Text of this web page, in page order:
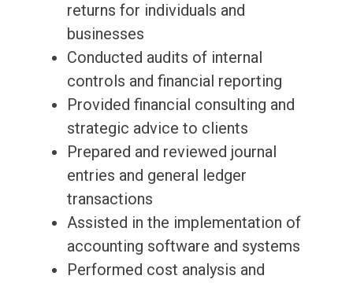
returns for individuals and
businesses
Conducted audits of internal
controls and financial reporting
Provided financial consulting and
strategic advice to clients
Prepared and reviewed journal
entries and general ledger
transactions
Assisted in the implementation of
accounting software and systems
Performed cost analysis and